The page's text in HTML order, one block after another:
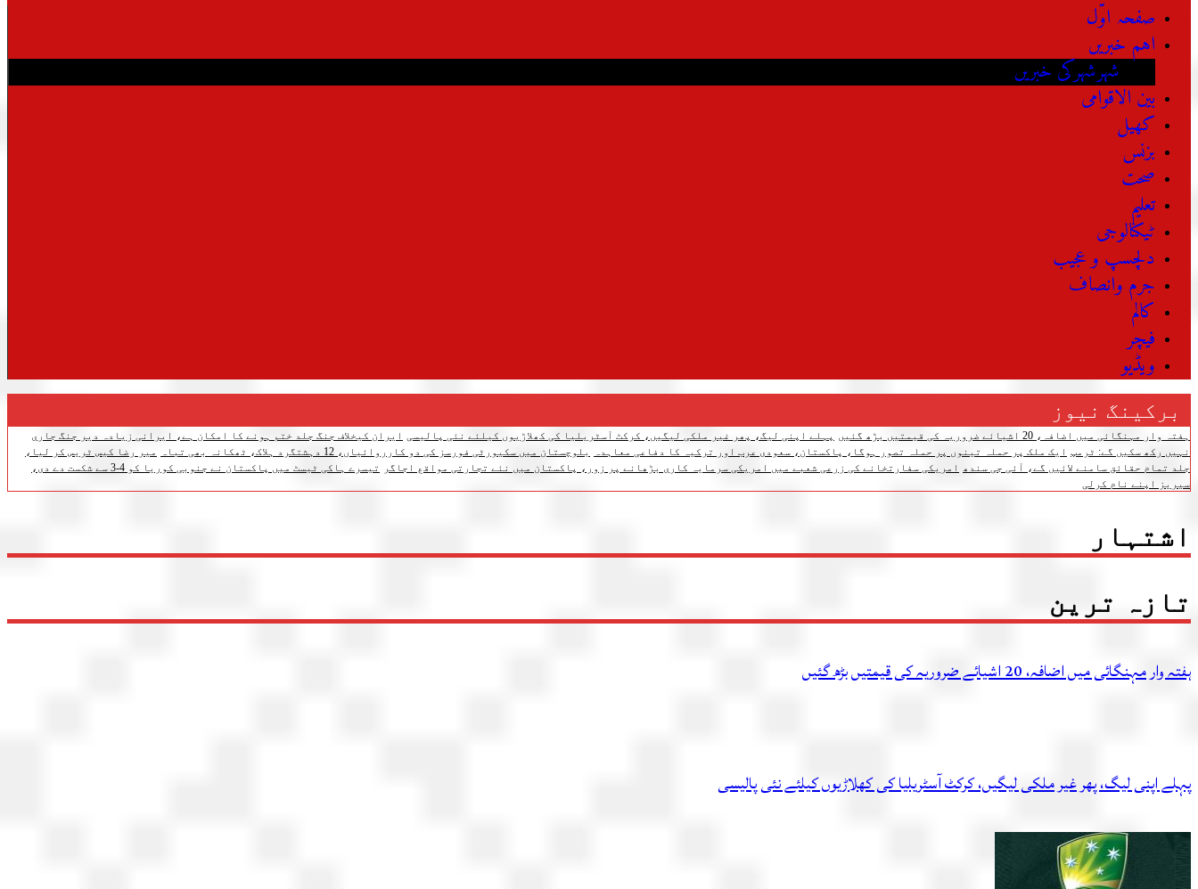
صفحہ اوّل
اہم خبریں
شہرشہرکی خبریں
بین الاقوامی
کھیل
بزنس
صحت
تعلیم
ٹیکنالوجی
دلچسپ و عجیب
جرم وانصاف
کالم
فیچر
ویڈیو
برکینگ نیوز
ہفتہ وار مہنگائی میں اضافہ، 20 اشیائے ضروریہ کی قیمتیں بڑھ گئیں پہلے اپنی لیگ، پھر غیر ملکی لیگیں، کرکٹ آسٹریلیا کی کھلاڑیوں کیلئے نئی پالیسی ایران کیخلاف جنگ جلد ختم ہونے کا امکان ہے، ایرانی زیادہ دیر جنگ جاری
نہیں رکھ سکیں گے: ٹرمپ ایک ملک پر حملہ تینوں پر حملہ تصور ہوگا، پاکستان، سعودی عرب اور ترکیہ کا دفاعی معاہدہ بلوچستان میں سکیورٹی فورسز کی دو کارروائیاں، 12 دہشتگرد ہلاک، ٹھکانہ بھی تباہ
میر رضا کیس ٹریس کر لیا،
جلد تمام حقائق سامنے لائیں گے، آئی جی سندھ امریکی سفارتخانے کی زرعی شعبے میں امریکی سرمایہ کاری بڑھانے پر زور، پاکستان میں نئے تجارتی مواقع اجاگر
تیسرے ہاکی ٹیسٹ میں پاکستان نے جنوبی کوریا کو 4-3 سے شکست دے دی،
سیریز اپنے نام کرلی
اشتہار
تازہ ترین
ہفتہ وار مہنگائی میں اضافہ، 20 اشیائے ضروریہ کی قیمتیں بڑھ گئیں
پہلے اپنی لیگ، پھر غیر ملکی لیگیں، کرکٹ آسٹریلیا کی کھلاڑیوں کیلئے نئی پالیسی